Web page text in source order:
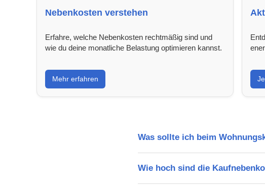
Nebenkosten verstehen
Erfahre, welche Nebenkosten rechtmäßig sind und
wie du deine monatliche Belastung optimieren kannst.
Mehr erfahren
Was sollte ich beim
Wie hoch sind die